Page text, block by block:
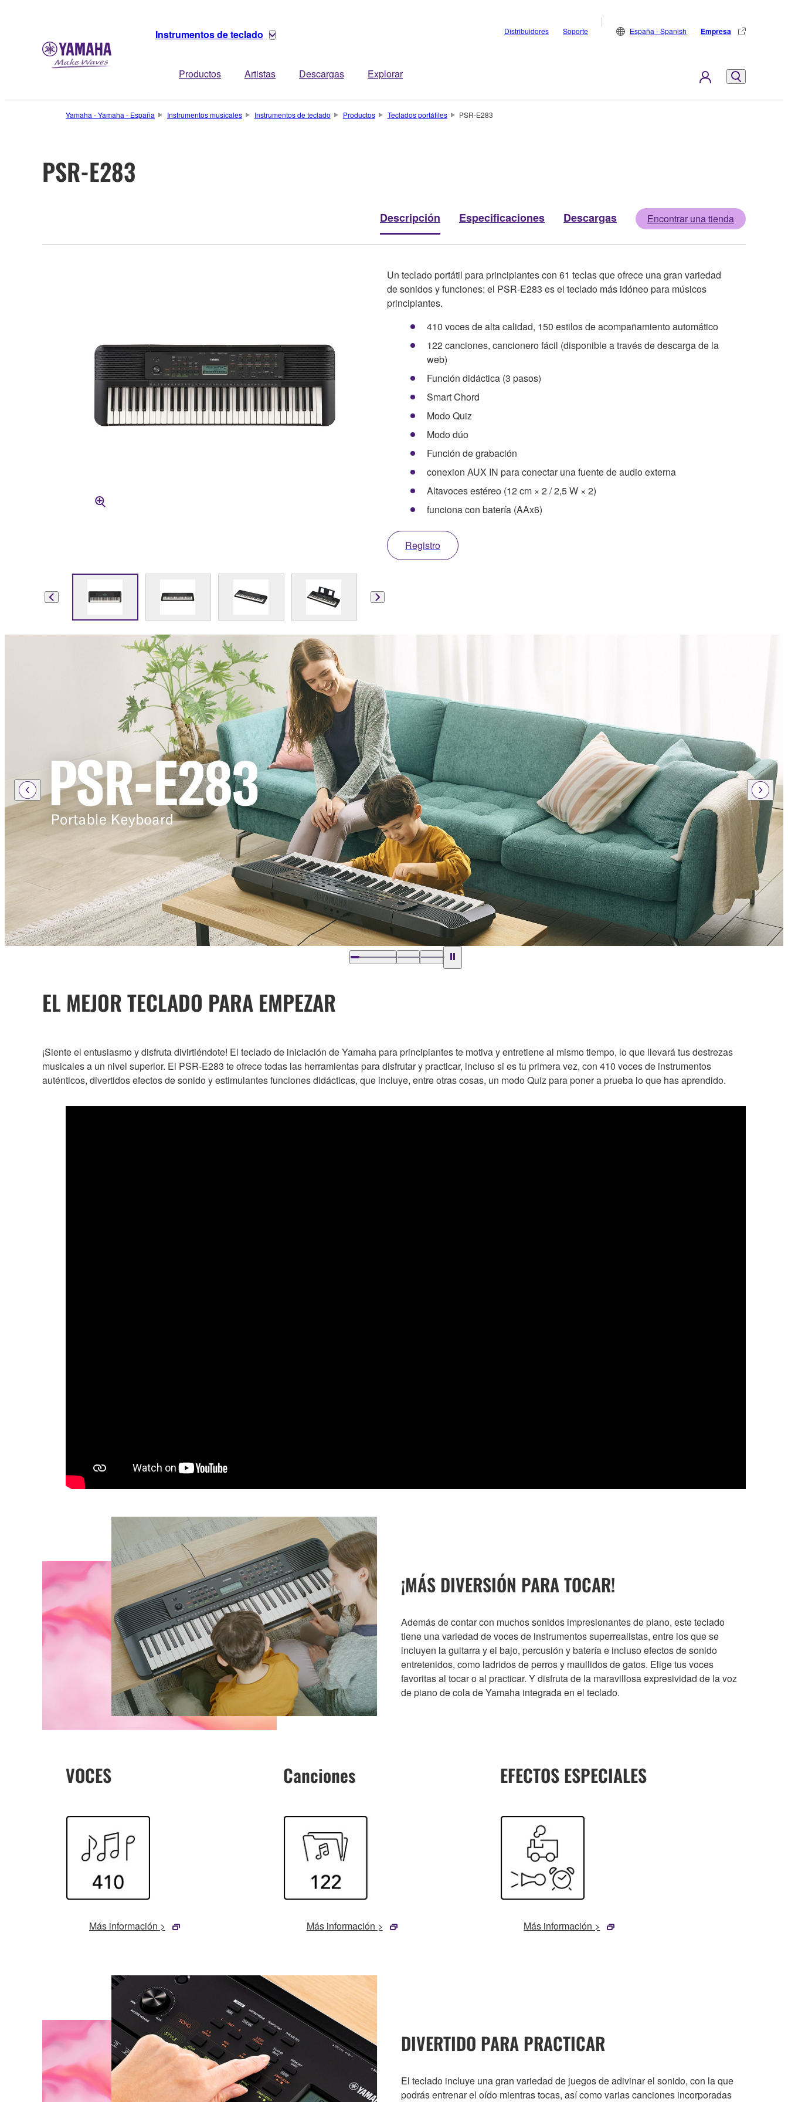
Instrumentos de teclado
Productos Artistas Descargas Explorar
Distribuidores Soporte España - Spanish Empresa
Yamaha - Yamaha - España Instrumentos musicales Instrumentos de teclado Productos Teclados portátiles PSR-E283
PSR-E283
Descripción Especificaciones Descargas Encontrar una tienda
Un teclado portátil para principiantes con 61 teclas que ofrece una gran variedad
de sonidos y funciones: el PSR-E283 es el teclado más idóneo para músicos
principiantes.
410 voces de alta calidad, 150 estilos de acompañamiento automático
122 canciones, cancionero fácil (disponible a través de descarga de la
web)
Función didáctica (3 pasos)
Smart Chord
Modo Quiz
Modo dúo
Función de grabación
conexion AUX IN para conectar una fuente de audio externa
Altavoces estéreo (12 cm × 2 / 2,5 W × 2)
funciona con batería (AAx6)
Registro
EL MEJOR TECLADO PARA EMPEZAR
¡Siente el entusiasmo y disfruta divirtiéndote! El teclado de iniciación de Yamaha para principiantes te motiva y entretiene al mismo tiempo, lo que llevará tus destrezas
musicales a un nivel superior. El PSR-E283 te ofrece todas las herramientas para disfrutar y practicar, incluso si es tu primera vez, con 410 voces de instrumentos
auténticos, divertidos efectos de sonido y estimulantes funciones didácticas, que incluye, entre otras cosas, un modo Quiz para poner a prueba lo que has aprendido.
¡MÁS DIVERSIÓN PARA TOCAR!
Además de contar con muchos sonidos impresionantes de piano, este teclado
tiene una variedad de voces de instrumentos superrealistas, entre los que se
incluyen la guitarra y el bajo, percusión y batería e incluso efectos de sonido
entretenidos, como ladridos de perros y maullidos de gatos. Elige tus voces
favoritas al tocar o al practicar. Y disfruta de la maravillosa expresividad de la voz
de piano de cola de Yamaha integrada en el teclado.
VOCES
Más información >
Canciones
Más información >
EFECTOS ESPECIALES
Más información >
DIVERTIDO PARA PRACTICAR
El teclado incluye una gran variedad de juegos de adivinar el sonido, con la que
podrás entrenar el oído mientras tocas, así como varias canciones incorporadas